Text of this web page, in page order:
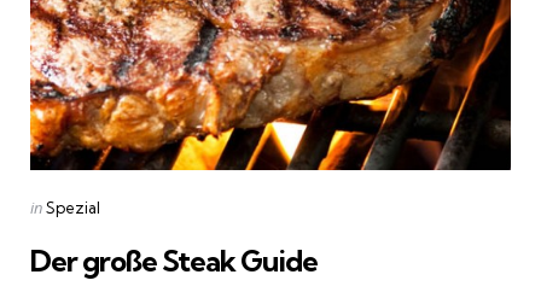
Categories
Posted
inSpezial
Der große Steak Guide